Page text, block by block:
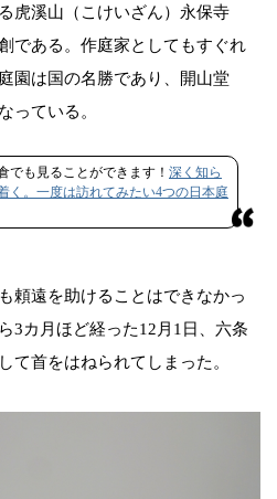
虎溪山（こけいざん）永保寺
である。作庭家としてもすぐれ
園は国の名勝であり、開山堂
っている。
でも見ることができます！ 深く知ら
く。一度は訪れてみたい4つの日本庭
頼遠を助けることはできなかっ
3カ月ほど経った12月1日、六条
て首をはねられてしまった。